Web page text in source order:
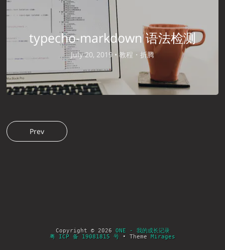
typecho-markdown 语法检测
July 20, 2019 •教程・折腾
Prev
Copyright © 2026 ONE - 我的成长记录
粤 ICP 备 19081815 号 • Theme Mirages